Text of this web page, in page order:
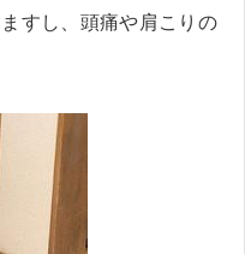
すし、頭痛や肩こりの